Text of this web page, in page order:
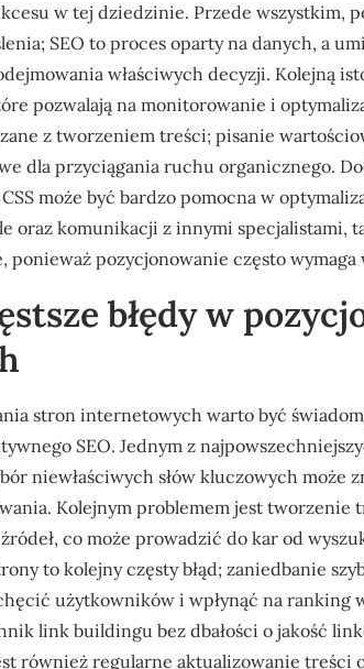
w tej dziedzinie. Przede wszystkim,
SEO to proces oparty na danych, a
właściwych decyzji. Kolejną
pozwalają na monitorowanie i
z tworzeniem treści; pisanie
dla przyciągania ruchu organicznego.
może być bardzo pomocna w
oraz komunikacji z innymi specjalistami,
ponieważ pozycjonowanie często wymaga
błędy w
stron internetowych warto być
SEO. Jednym z
niewłaściwych słów kluczowych może
Kolejnym problemem jest tworzenie
co może prowadzić do kar od
to kolejny częsty błąd; zaniedbanie
użytkowników i wpłynąć na ranking
link buildingu bez dbałości o jakość
również regularne aktualizowanie treści